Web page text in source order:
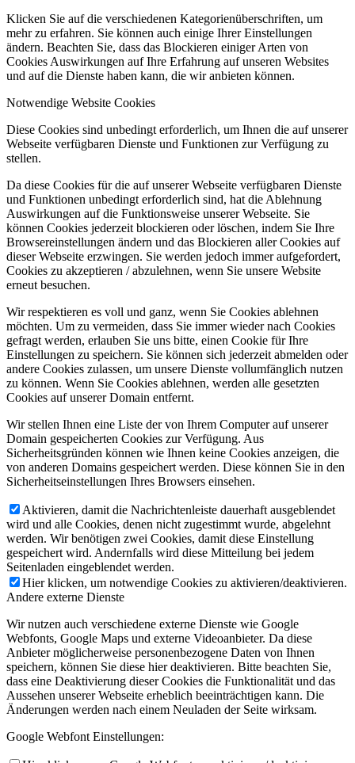
Klicken Sie auf die verschiedenen Kategorienüberschriften, um
mehr zu erfahren. Sie können auch einige Ihrer Einstellungen
ändern. Beachten Sie, dass das Blockieren einiger Arten von
Cookies Auswirkungen auf Ihre Erfahrung auf unseren Websites
und auf die Dienste haben kann, die wir anbieten können.
Notwendige Website Cookies
Diese Cookies sind unbedingt erforderlich, um Ihnen die auf unserer
Webseite verfügbaren Dienste und Funktionen zur Verfügung zu
stellen.
Da diese Cookies für die auf unserer Webseite verfügbaren Dienste
und Funktionen unbedingt erforderlich sind, hat die Ablehnung
Auswirkungen auf die Funktionsweise unserer Webseite. Sie
können Cookies jederzeit blockieren oder löschen, indem Sie Ihre
Browsereinstellungen ändern und das Blockieren aller Cookies auf
dieser Webseite erzwingen. Sie werden jedoch immer aufgefordert,
Cookies zu akzeptieren / abzulehnen, wenn Sie unsere Website
erneut besuchen.
Wir respektieren es voll und ganz, wenn Sie Cookies ablehnen
möchten. Um zu vermeiden, dass Sie immer wieder nach Cookies
gefragt werden, erlauben Sie uns bitte, einen Cookie für Ihre
Einstellungen zu speichern. Sie können sich jederzeit abmelden oder
andere Cookies zulassen, um unsere Dienste vollumfänglich nutzen
zu können. Wenn Sie Cookies ablehnen, werden alle gesetzten
Cookies auf unserer Domain entfernt.
Wir stellen Ihnen eine Liste der von Ihrem Computer auf unserer
Domain gespeicherten Cookies zur Verfügung. Aus
Sicherheitsgründen können wie Ihnen keine Cookies anzeigen, die
von anderen Domains gespeichert werden. Diese können Sie in den
Sicherheitseinstellungen Ihres Browsers einsehen.
Aktivieren, damit die Nachrichtenleiste dauerhaft ausgeblendet
wird und alle Cookies, denen nicht zugestimmt wurde, abgelehnt
werden. Wir benötigen zwei Cookies, damit diese Einstellung
gespeichert wird. Andernfalls wird diese Mitteilung bei jedem
Seitenladen eingeblendet werden.
Hier klicken, um notwendige Cookies zu aktivieren/deaktivieren.
Andere externe Dienste
Wir nutzen auch verschiedene externe Dienste wie Google
Webfonts, Google Maps und externe Videoanbieter. Da diese
Anbieter möglicherweise personenbezogene Daten von Ihnen
speichern, können Sie diese hier deaktivieren. Bitte beachten Sie,
dass eine Deaktivierung dieser Cookies die Funktionalität und das
Aussehen unserer Webseite erheblich beeinträchtigen kann. Die
Änderungen werden nach einem Neuladen der Seite wirksam.
Google Webfont Einstellungen: